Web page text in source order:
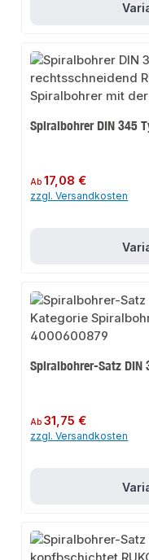
Spiralbohrer DIN 345
Regulärer Preis:
Ab17,08 €
zzgl. Versandkosten
Spiralbohrer-Satz DIN
Regulärer Preis:
Ab31,75 €
zzgl. Versandkosten